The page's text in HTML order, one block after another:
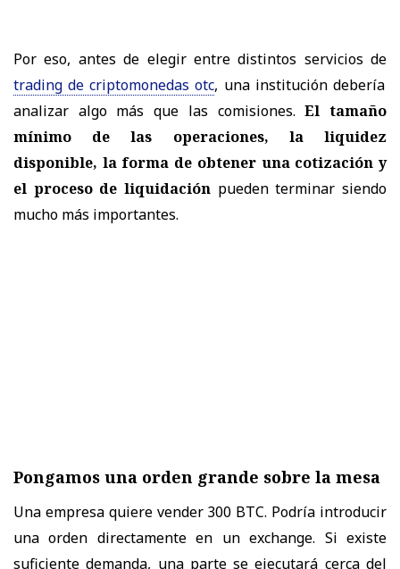
Por eso, antes de elegir entre distintos servicios de
trading de criptomonedas otc, una institución debería
analizar algo más que las comisiones.El tamaño
mínimo de las operaciones, la liquidez
disponible, la forma de obtener una cotización y
el proceso de liquidación pueden terminar siendo
mucho más importantes.
Pongamos una orden grande sobre la mesa
Una empresa quiere vender 300 BTC. Podría introducir
una orden directamente en un exchange. Si existe
suficiente demanda, una parte se ejecutará cerca del